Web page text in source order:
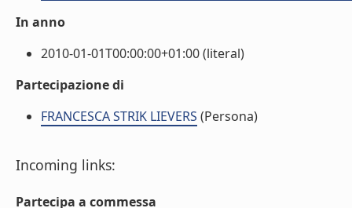
In anno
2010-01-01T00:00:00+01:00 (literal)
Partecipazione di
FRANCESCA STRIK LIEVERS (Persona)
Incoming links:
Partecipa a commessa